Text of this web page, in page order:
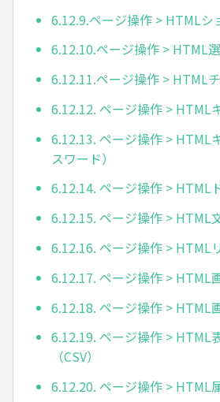
6.12.9.ページ操作 > HTMLシ
6.12.10.ページ操作 > HTML
6.12.11.ページ操作 > HTML
6.12.12. ページ操作 > HTML
6.12.13. ページ操作 > HTML
スワード）
6.12.14. ページ操作 > HTML
6.12.15. ページ操作 > HTML
6.12.16. ページ操作 > HTML
6.12.17. ページ操作 > HTML
6.12.18. ページ操作 > HTML
6.12.19. ページ操作 > HTML
（CSV）
6.12.20. ページ操作 > HTML